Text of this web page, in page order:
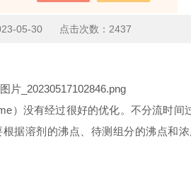
05-30 点击次数：2437
）没有经过很好的优化。不分流时
据溶剂的沸点、待测组分的沸点和